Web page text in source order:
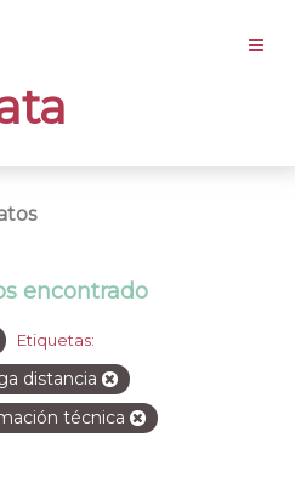
encontrado
Etiquetas:
distancia
técnica